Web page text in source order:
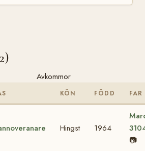
Avkommor
KÖN FÖDD FAR
Hingst 1964
📷